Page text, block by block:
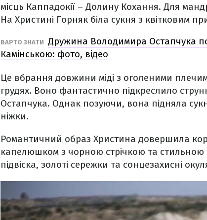
місць Каппадокії – Долину Кохання. Для
На Христині Горняк біла сукня з квітковим
ВАРТО ЗНАТИ Дружина Володимира Остапчука
Камінською: фото, відео
Це вбрання довжини міді з оголеними
грудях. Воно фантастично підкреслило
Остапчука. Однак позуючи, вона підняла
ніжки.
Романтичний образ Христина довершила
капелюшком з чорною стрічкою та стильною
підвіска, золоті сережки та сонцезахисні